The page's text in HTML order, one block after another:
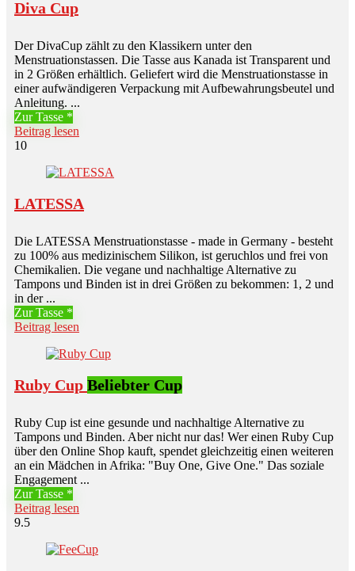
Diva Cup
Der DivaCup zählt zu den Klassikern unter den
Menstruationstassen. Die Tasse aus Kanada ist Transparent und
in 2 Größen erhältlich. Geliefert wird die Menstruationstasse in
einer aufwändigeren Verpackung mit Aufbewahrungsbeutel und
Anleitung. ...
Zur Tasse
Beitrag lesen
10
LATESSA
Die LATESSA Menstruationstasse - made in Germany - besteht
zu 100% aus medizinischem Silikon, ist geruchlos und frei von
Chemikalien. Die vegane und nachhaltige Alternative zu
Tampons und Binden ist in drei Größen zu bekommen: 1, 2 und
in der ...
Zur Tasse
Beitrag lesen
Ruby Cup Beliebter Cup
Ruby Cup ist eine gesunde und nachhaltige Alternative zu
Tampons und Binden. Aber nicht nur das! Wer einen Ruby Cup
über den Online Shop kauft, spendet gleichzeitig einen weiteren
an ein Mädchen in Afrika: "Buy One, Give One." Das soziale
Engagement ...
Zur Tasse
Beitrag lesen
9.5